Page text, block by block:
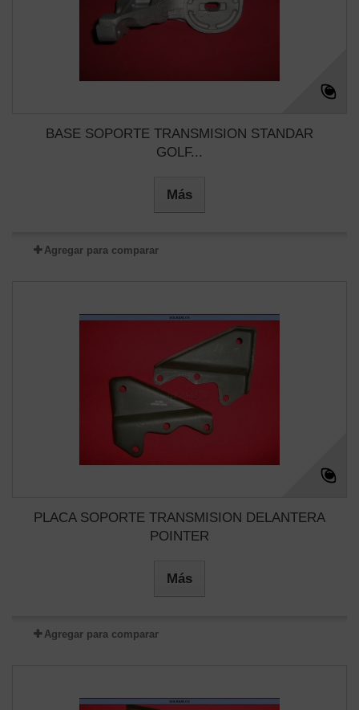
BASE SOPORTE TRANSMISION STANDAR
GOLF...
Más
Agregar para comparar
PLACA SOPORTE TRANSMISION DELANTERA
POINTER
Más
Agregar para comparar